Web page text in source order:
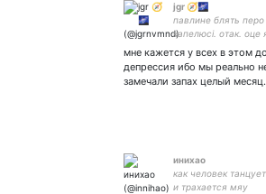
jgr 🧭🌌
павлине блять перо
капелюсі. отак. оце
мне кажется у всех в этом
депрессия ибо мы реально
замечали запах целый
инихао
как человек
и трахается мяу